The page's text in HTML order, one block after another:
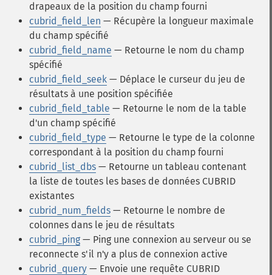
drapeaux de la position du champ fourni
cubrid_field_len — Récupère la longueur maximale
du champ spécifié
cubrid_field_name — Retourne le nom du champ
spécifié
cubrid_field_seek — Déplace le curseur du jeu de
résultats à une position spécifiée
cubrid_field_table — Retourne le nom de la table
d'un champ spécifié
cubrid_field_type — Retourne le type de la colonne
correspondant à la position du champ fourni
cubrid_list_dbs — Retourne un tableau contenant
la liste de toutes les bases de données CUBRID
existantes
cubrid_num_fields — Retourne le nombre de
colonnes dans le jeu de résultats
cubrid_ping — Ping une connexion au serveur ou se
reconnecte s'il n'y a plus de connexion active
cubrid_query — Envoie une requête CUBRID